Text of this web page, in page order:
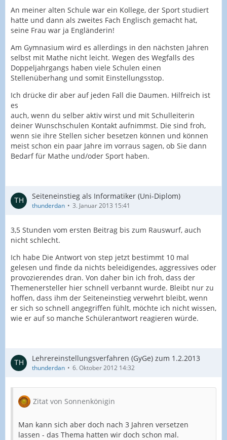
An meiner alten Schule war ein Kollege, der Sport studiert
hatte und dann als zweites Fach Englisch gemacht hat,
seine Frau war ja Engländerin!
Am Gymnasium wird es allerdings in den nächsten Jahren
selbst mit Mathe nicht leicht. Wegen des Wegfalls des
Doppeljahrgangs haben viele Schulen einen
Stellenüberhang und somit Einstellungsstop.
Ich drücke dir aber auf jeden Fall die Daumen. Hilfreich ist
es
auch, wenn du selber aktiv wirst und mit Schulleiterin
deiner Wunschschulen Kontakt aufnimmst. Die sind froh,
wenn sie ihre Stellen sicher besetzen können und können
meist schon ein paar Jahre im vorraus sagen, ob Sie dann
Bedarf für Mathe und/oder Sport haben.
Seiteneinstieg als Informatiker (Uni-Diplom)
thunderdan 3. Januar 2013 15:41
3,5 Stunden vom ersten Beitrag bis zum Rauswurf, auch
nicht schlecht.
Ich habe Die Antwort von step jetzt bestimmt 10 mal
gelesen und finde da nichts beleidigendes, aggressives oder
provozierendes dran. Von daher bin ich froh, dass der
Themenersteller hier schnell verbannt wurde. Bleibt nur zu
hoffen, dass ihm der Seiteneinstieg verwehrt bleibt, wenn
er sich so schnell angegriffen fühlt, möchte ich nicht wissen,
wie er auf so manche Schülerantwort reagieren würde.
Lehrereinstellungsverfahren (GyGe) zum 1.2.2013
thunderdan 6. Oktober 2012 14:32
Zitat von Sonnenkönigin
Man kann sich aber doch nach 3 Jahren versetzen
lassen - das Thema hatten wir doch schon mal.